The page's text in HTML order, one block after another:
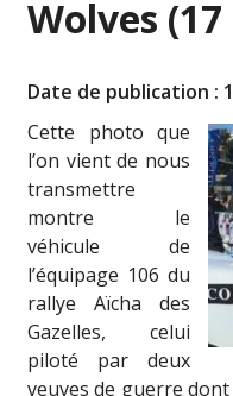
Wolves
Date de publication :
Cette photo que
l’on vient de nous
transmettre
montre le
véhicule de
l’équipage 106 du
rallye Aïcha des
Gazelles, celui
piloté par deux
veuves de guerre